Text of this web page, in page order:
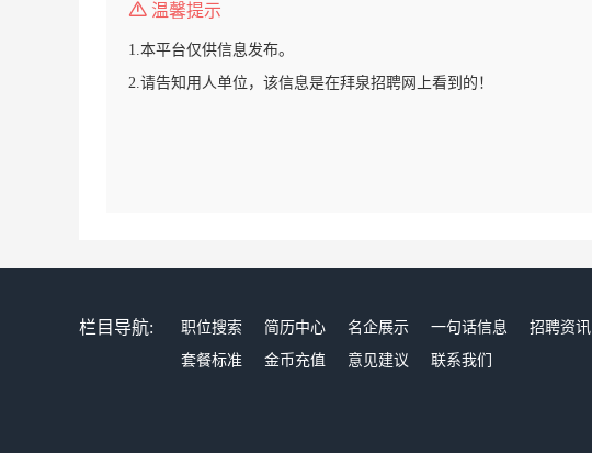
温馨提示
1.本平台仅供信息发布。
2.请告知用人单位，该信息是在拜泉招聘网上看到的！
栏目导航: 职位搜索 简历中心 名企展示 一句话信息 招聘资讯
套餐标准
金币充值 意见建议 联系我们